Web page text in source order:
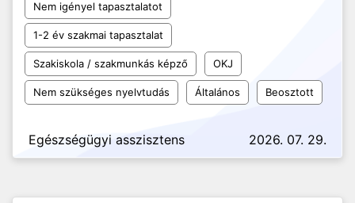
Nem igényel tapasztalatot
1-2 év szakmai tapasztalat
Szakiskola / szakmunkás képző OKJ
Nem szükséges nyelvtudás Általános Beosztott
Egészségügyi asszisztens 2026. 07. 29.